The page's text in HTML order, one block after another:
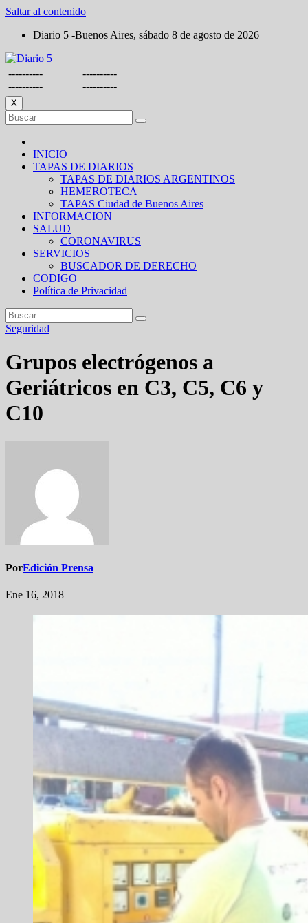
Saltar al contenido
Diario 5 -Buenos Aires, sábado 8 de agosto de 2026
----------
----------
----------
----------
X
INICIO
TAPAS DE DIARIOS
TAPAS DE DIARIOS ARGENTINOS
HEMEROTECA
TAPAS Ciudad de Buenos Aires
INFORMACION
SALUD
CORONAVIRUS
SERVICIOS
BUSCADOR DE DERECHO
CODIGO
Política de Privacidad
Seguridad
Grupos electrógenos a
Geriátricos en C3, C5, C6 y
C10
PorEdición Prensa
Ene 16, 2018